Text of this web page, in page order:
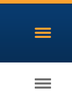
Toggle
Toggle